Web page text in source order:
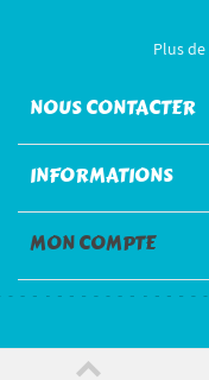
Plus
NOUS CONTACTER
INFORMATIONS
MON COMPTE